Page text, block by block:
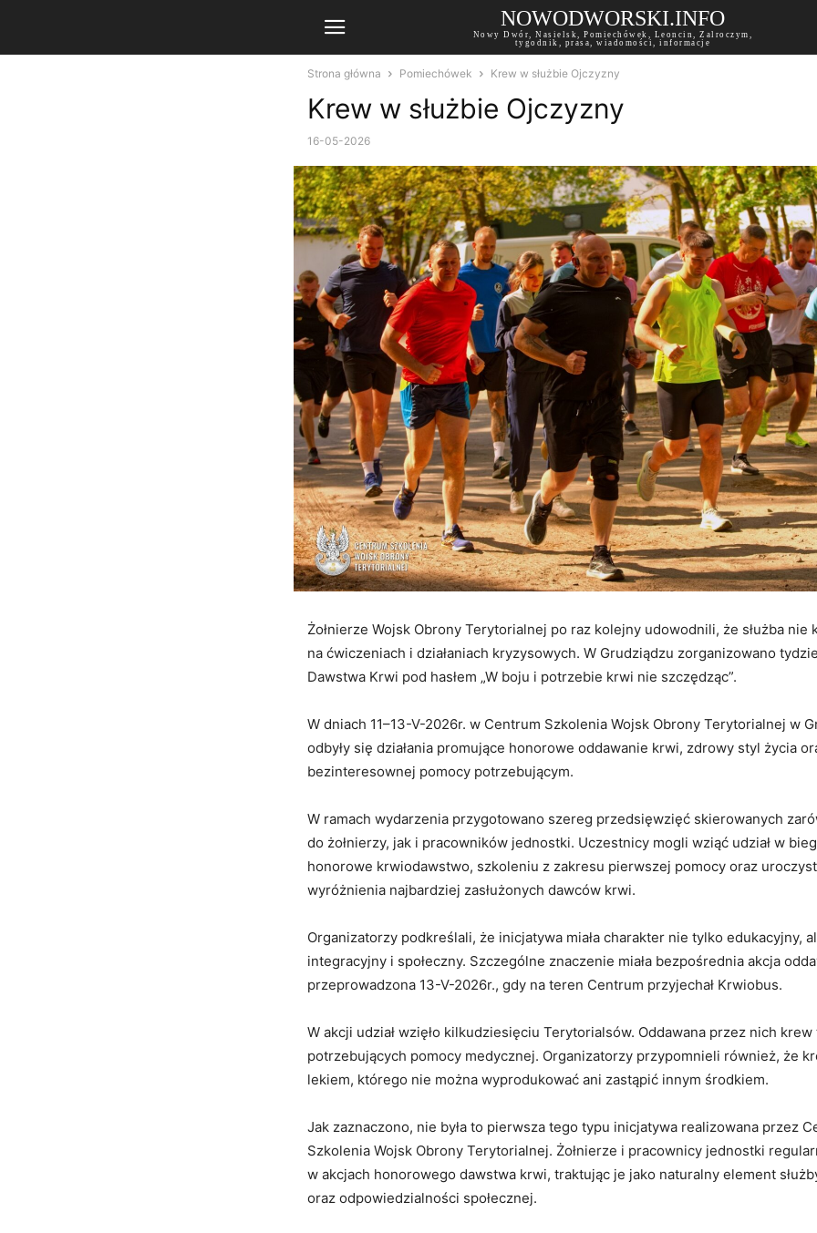
NOWODWORSKI.INFO
Nowy Dwór, Nasielsk, Pomiechówek, Leoncin, Zalroczym,
tygodnik, prasa, wiadomości, informacje
Strona główna Pomiechówek Krew w służbie Ojczyzny
Krew w służbie Ojczyzny
16-05-2026
Żołnierze Wojsk Obrony Terytorialnej po raz kolejny udowodnili, że służba nie
na ćwiczeniach i działaniach kryzysowych. W Grudziądzu zorganizowano
Dawstwa Krwi pod hasłem „W boju i potrzebie krwi nie szczędząc”.
W dniach 11–13-V-2026r. w Centrum Szkolenia Wojsk Obrony Terytorialnej w
odbyły się działania promujące honorowe oddawanie krwi, zdrowy styl życia
bezinteresownej pomocy potrzebującym.
W ramach wydarzenia przygotowano szereg przedsięwzięć skierowanych
do żołnierzy, jak i pracowników jednostki. Uczestnicy mogli wziąć udział w
honorowe krwiodawstwo, szkoleniu z zakresu pierwszej pomocy oraz
wyróżnienia najbardziej zasłużonych dawców krwi.
Organizatorzy podkreślali, że inicjatywa miała charakter nie tylko edukacyjny,
integracyjny i społeczny. Szczególne znaczenie miała bezpośrednia akcja
przeprowadzona 13-V-2026r., gdy na teren Centrum przyjechał Krwiobus.
W akcji udział wzięło kilkudziesięciu Terytorialsów. Oddawana przez nich
potrzebujących pomocy medycznej. Organizatorzy przypomnieli również, że
lekiem, którego nie można wyprodukować ani zastąpić innym środkiem.
Jak zaznaczono, nie była to pierwsza tego typu inicjatywa realizowana przez
Szkolenia Wojsk Obrony Terytorialnej. Żołnierze i pracownicy jednostki
w akcjach honorowego dawstwa krwi, traktując je jako naturalny element
oraz odpowiedzialności społecznej.